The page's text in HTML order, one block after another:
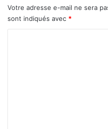
Votre adresse e-mail ne sera
sont indiqués avec *